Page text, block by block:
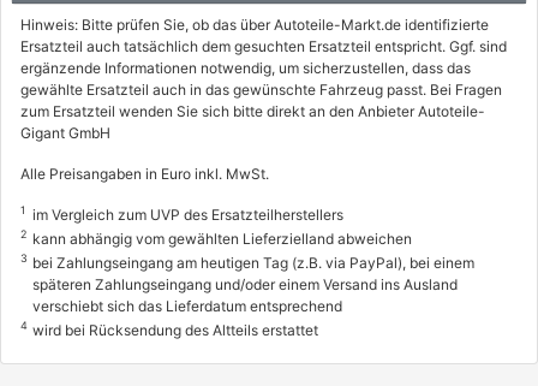
Hinweis: Bitte prüfen Sie, ob das über Autoteile-Markt.de identifizierte
Ersatzteil auch tatsächlich dem gesuchten Ersatzteil entspricht. Ggf. sind
ergänzende Informationen notwendig, um sicherzustellen, dass das
gewählte Ersatzteil auch in das gewünschte Fahrzeug passt. Bei Fragen
zum Ersatzteil wenden Sie sich bitte direkt an den Anbieter Autoteile-
Gigant GmbH
Alle Preisangaben in Euro inkl. MwSt.
1 im Vergleich zum UVP des Ersatzteilherstellers
2 kann abhängig vom gewählten Lieferzielland abweichen
3 bei Zahlungseingang am heutigen Tag (z.B. via PayPal), bei einem
späteren Zahlungseingang und/oder einem Versand ins Ausland
verschiebt sich das Lieferdatum entsprechend
4 wird bei Rücksendung des Altteils erstattet